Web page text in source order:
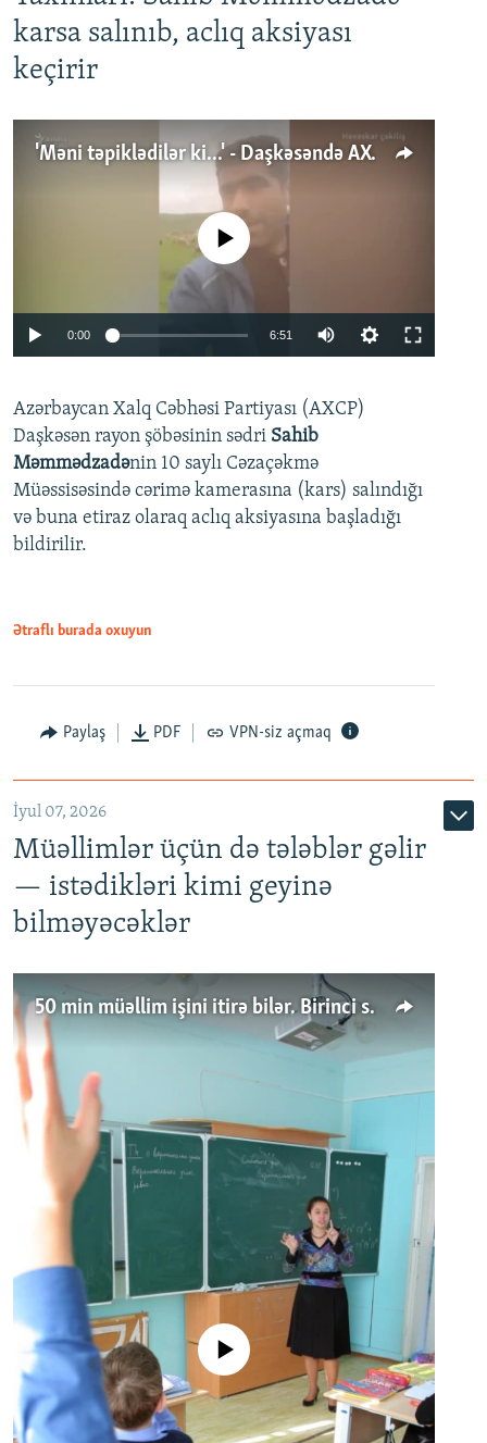
karsa salınıb, aclıq aksiyası
keçirir
'Məni təpiklədilər ki...' - Daşkəsəndə AXCP fəalının yaxınları onun həbsinə etiraz edirlər
Auto 240p 360p
720p 1080p
No media source currently available
0:00 6:51
360p
720p
1080p
Azərbaycan Xalq Cəbhəsi Partiyası (AXCP)
Daşkəsən rayon şöbəsinin sədri Sahib
Məmmədzadənin 10 saylı Cəzaçəkmə
Müəssisəsində cərimə kamerasına (kars) salındığı
və buna etiraz olaraq aclıq aksiyasına başladığı
bildirilir.
Ətraflı burada oxuyun
Paylaş PDF VPN-siz açmaq
İyul 07, 2026
Müəllimlər üçün də tələblər gəlir
— istədikləri kimi geyinə
bilməyəcəklər
50 min müəllim işini itirə bilər. Birinci sinfə gedənlər azalır
No media source currently available